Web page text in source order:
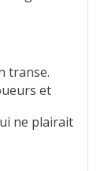
transe.
et
ne plairait